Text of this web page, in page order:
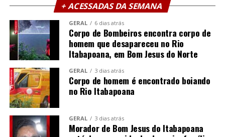
+ ACESSADAS DA SEMANA
GERAL 6 dias atrás
Corpo de Bombeiros encontra corpo de
homem que desapareceu no Rio
Itabapoana, em Bom Jesus do Norte
GERAL 3 dias atrás
Corpo de homem é encontrado boiando
no Rio Itabapoana
GERAL 3 dias atrás
Morador de Bom Jesus do Itabapoana